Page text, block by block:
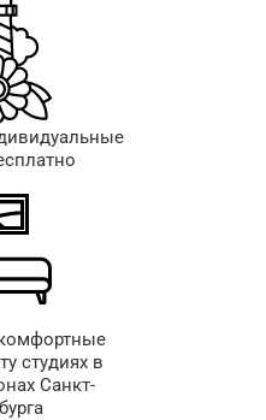
студиях в
Санкт-